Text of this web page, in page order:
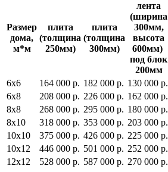
Размер
дома,
м*м
плита
(толщина
250мм)
плита
(толщина
300мм)
лента
(ширина
300мм,
высота
600мм)
под блок
200мм
6х6
164 000 р. 182 000 р. 130 000 р.
6х8
208 000 р. 226 000 р. 162 000 р.
8х8
268 000 р. 295 000 р. 180 000 р.
8х10
318 000 р. 353 000 р. 203 000 р.
10х10
375 000 р. 426 000 р. 225 000 р.
10х12
446 000 р. 501 000 р. 252 000 р.
12х12
528 000 р. 587 000 р. 270 000 р.